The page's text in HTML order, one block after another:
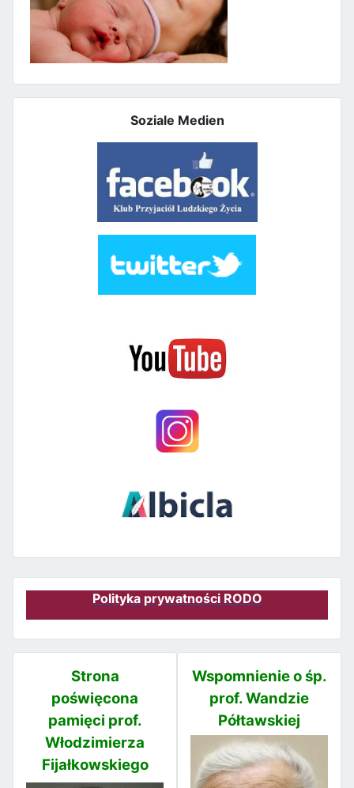
Soziale Medien
Polityka prywatności RODO
Strona
poświęcona
pamięci prof.
Włodzimierza
Fijałkowskiego
Wspomnienie o śp.
prof. Wandzie
Półtawskiej